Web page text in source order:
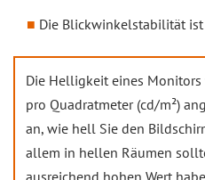
Die Blickwinkelstabilität
Die Helligkeit eines
pro Quadratmeter (cd/m²)
an, wie hell Sie den
allem in hellen Räumen
ausreichend hohen Wert